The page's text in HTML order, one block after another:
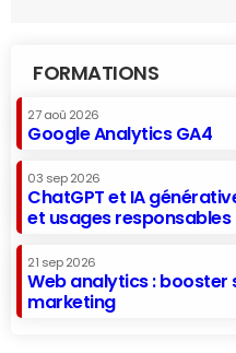
FORMATIONS
27 aoû 2026
Google Analytics GA4
03 sep 2026
ChatGPT et IA
et usages responsables
21 sep 2026
Web analytics : booster
marketing